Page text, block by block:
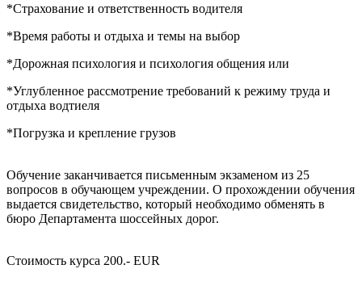
*Страхование и ответственность водителя
*Время работы и отдыха и темы на выбор
*Дорожная психология и психология общения или
*Углубленное рассмотрение требований к режиму труда и
отдыха водтиеля
*Погрузка и крепление грузов
Обучение заканчивается письменным экзаменом из 25
вопросов в обучающем учреждении. О прохождении обучения
выдается свидетельство, который необходимо обменять в
бюро Департамента шоссейных дорог.
Стоимость курса 200.- EUR